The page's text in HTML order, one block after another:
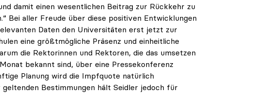
damit einen wesentlichen Beitrag zur Rückkehr zu
Bei aller Freude über diese positiven Entwicklungen
Daten den Universitäten erst jetzt zur
eine größtmögliche Präsenz und einheitliche
die Rektorinnen und Rektoren, die das umsetzen
bekannt sind, über eine Pressekonferenz
Planung wird die Impfquote natürlich
Bestimmungen hält Seidler jedoch für